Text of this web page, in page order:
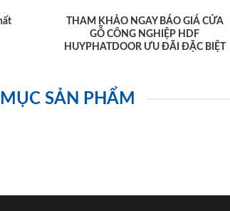
THAM KHẢO NGAY BÁO GIÁ CỬA
GỖ CÔNG NGHIỆP HDF
HUYPHATDOOR ƯU ĐÃI ĐẶC BIỆT
SẢN PHẨM